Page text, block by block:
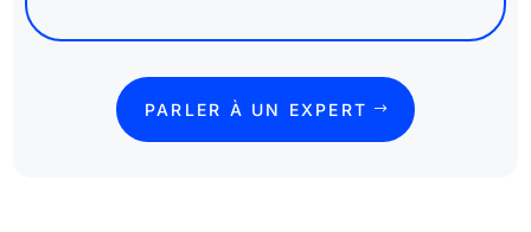
PARLER À UN EXPERT